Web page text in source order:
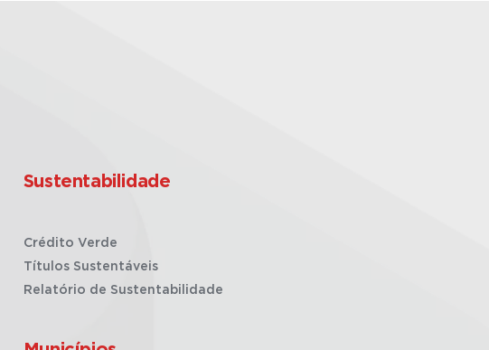
Sustentabilidade
Crédito Verde
Títulos Sustentáveis
Relatório de Sustentabilidade